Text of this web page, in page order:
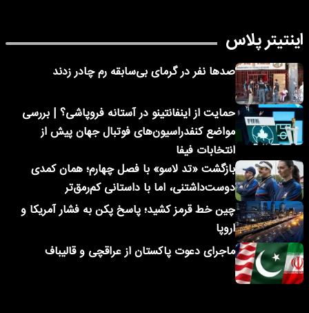
اینتیتر پلاس
صدها نفر در گرمای بی‌سابقه رم چادر زدند
حمایت از اینفانتینو در آستانه فروپاشی؟ | بررسی
مواضع کنفدراسیون‌های فوتبال جهان پیش از
انتخابات فیفا
بازگشت «تد لاسو» با فصل چهارم؛ همان کمدی
دوست‌داشتنی، اما با داستانی کم‌رمق‌تر
چین خط قرمز کشید؛ پاسخ پکن به فشار آمریکا و
اروپا
ماجرای دعوت پاکستان از عراقچی و قالیباف